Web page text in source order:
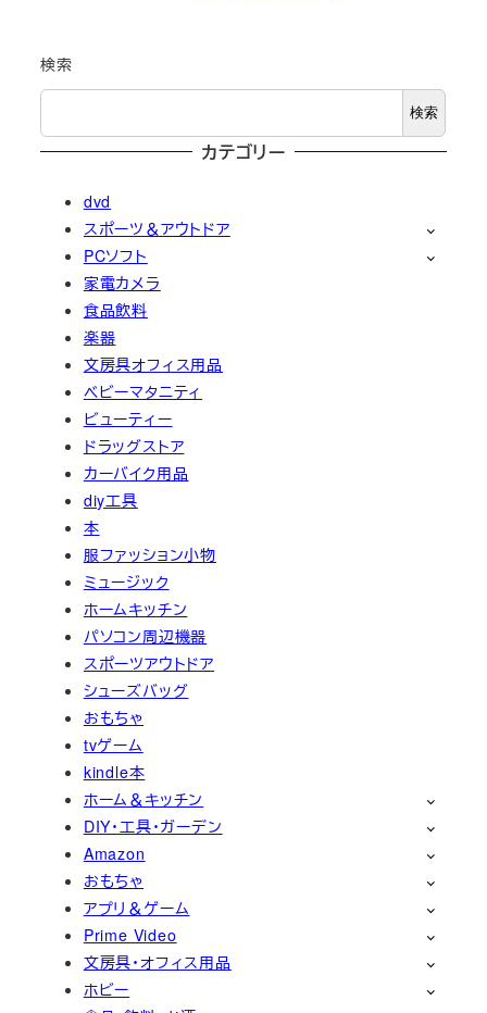
検索
検索
カテゴリー
dvd
スポーツ＆アウトドア
PCソフト
家電カメラ
食品飲料
楽器
文房具オフィス用品
ベビーマタニティ
ビューティー
ドラッグストア
カーバイク用品
diy工具
本
服ファッション小物
ミュージック
ホームキッチン
パソコン周辺機器
スポーツアウトドア
シューズバッグ
おもちゃ
tvゲーム
kindle本
ホーム＆キッチン
DIY・工具・ガーデン
Amazon
おもちゃ
アプリ＆ゲーム
Prime Video
文房具・オフィス用品
ホビー